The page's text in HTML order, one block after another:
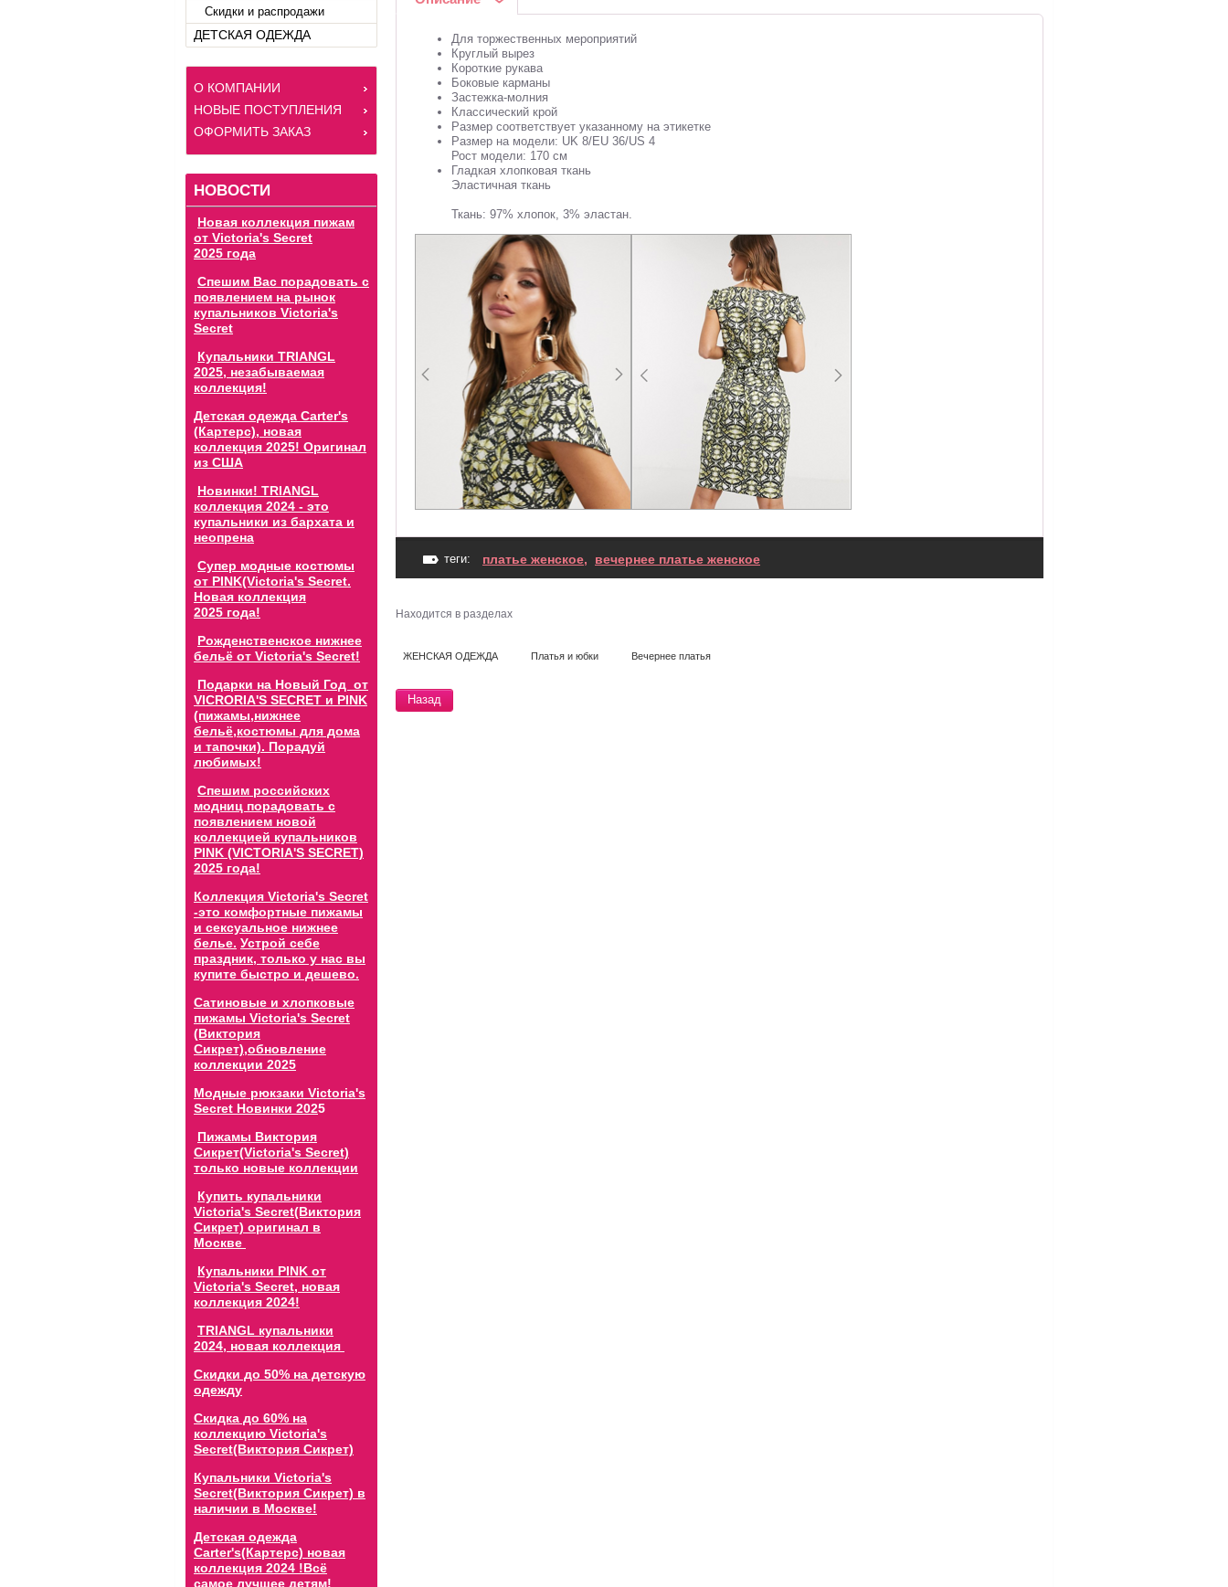
Скидки и распродажи
ДЕТСКАЯ ОДЕЖДА
О КОМПАНИИ
НОВЫЕ ПОСТУПЛЕНИЯ
ОФОРМИТЬ ЗАКАЗ
НОВОСТИ
Новая коллекция пижам
от Victoria's Secret
2025 года
Спешим Вас порадовать с
появлением на рынок
купальников Victoria's
Secret
Купальники TRIANGL
2025, незабываемая
коллекция!
Детская одежда Carter's
(Картерс), новая
коллекция 2025! Оригинал
из США
Новинки! TRIANGL
коллекция 2024 - это
купальники из бархата и
неопрена
Супер модные костюмы
от PINK(Victoria's Secret.
Новая коллекция
2025 года!
Рожденственское нижнее
бельё от Victoria's Secret!
Подарки на Новый Год от
VICRORIA'S SECRET и PINK
(пижамы,нижнее
бельё,костюмы для дома
и тапочки). Порадуй
любимых!
Спешим российских
модниц порадовать с
появлением новой
коллекцией купальников
PINK (VICTORIA'S SECRET)
2025 года!
Коллекция Victoria's Secret
-это комфортные пижамы
и сексуальное нижнее
белье. Устрой себе
праздник, только у нас вы
купите быстро и дешево.
Сатиновые и хлопковые
пижамы Victoria's Secret
(Виктория
Сикрет),обновление
коллекции 2025
Модные рюкзаки Victoria's
Secret Новинки 2025
Пижамы Виктория
Сикрет(Victoria's Secret)
только новые коллекции
Купить купальники
Victoria's Secret(Виктория
Сикрет) оригинал в
Москве
Купальники PINK от
Victoria's Secret, новая
коллекция 2024!
TRIANGL купальники
2024, новая коллекция
Скидки до 50% на детскую
одежду
Скидка до 60% на
коллекцию Victoria's
Secret(Виктория Сикрет)
Купальники Victoria's
Secret(Виктория Сикрет) в
наличии в Москве!
Детская одежда
Carter's(Картерс) новая
коллекция 2024 !Всё
самое лучшее детям!
Для торжественных мероприятий
Круглый вырез
Короткие рукава
Боковые карманы
Застежка-молния
Классический крой
Размер соответствует указанному на этикетке
Размер на модели: UK 8/EU 36/US 4
Рост модели: 170 см
Гладкая хлопковая ткань
Эластичная ткань
Ткань: 97% хлопок, 3% эластан.
теги: платье женское, вечернее платье женское
Находится в разделах
ЖЕНСКАЯ ОДЕЖДА Платья и юбки Вечернее платья
Назад